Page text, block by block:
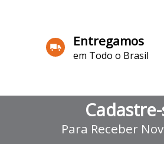
Entregamos
em Todo o Brasil
Para Receber